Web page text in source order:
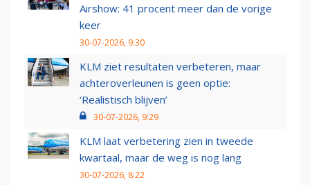
Airshow: 41 procent meer dan de vorige
keer
30-07-2026, 9:30
KLM ziet resultaten verbeteren, maar
achteroverleunen is geen optie:
‘Realistisch blijven’
30-07-2026, 9:29
KLM laat verbetering zien in tweede
kwartaal, maar de weg is nog lang
30-07-2026, 8:22